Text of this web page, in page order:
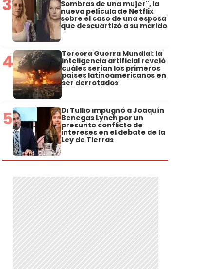
3 Sombras de una mujer", la
nueva película de Netflix
sobre el caso de una esposa
que descuartizó a su marido
4 Tercera Guerra Mundial: la
inteligencia artificial reveló
cuáles serían los primeros
países latinoamericanos en
ser derrotados
5 Di Tullio impugnó a Joaquín
Benegas Lynch por un
presunto conflicto de
intereses en el debate de la
Ley de Tierras